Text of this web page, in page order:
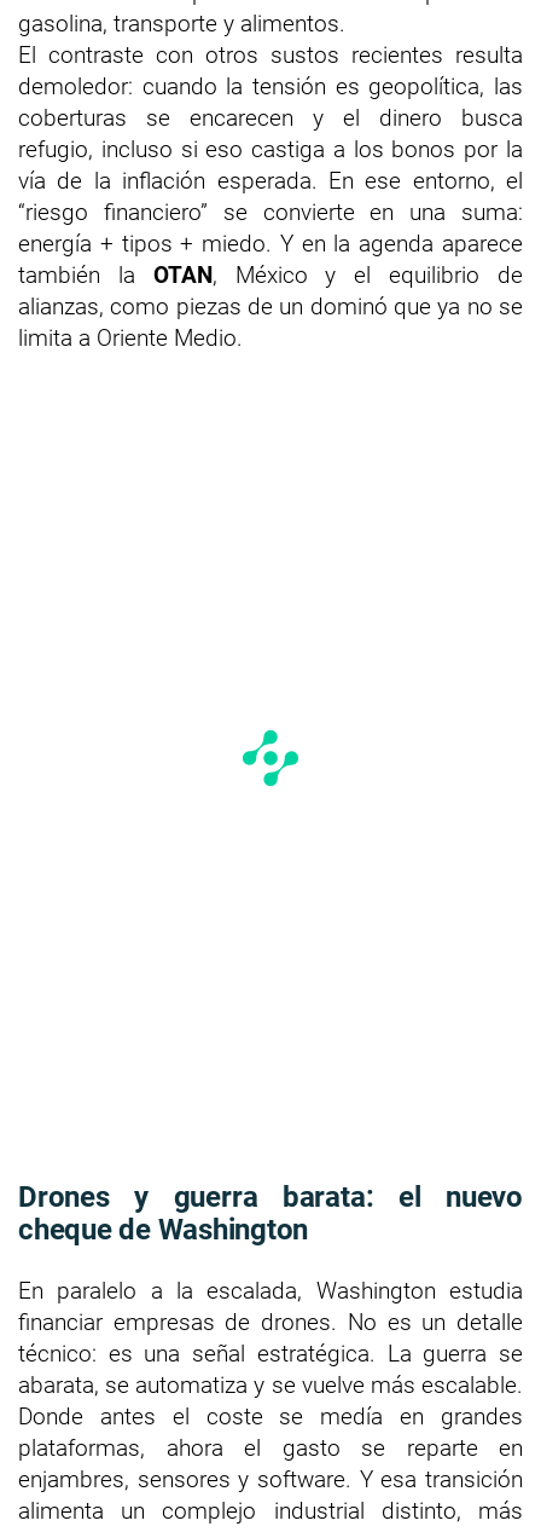
gasolina, transporte y alimentos.
El contraste con otros sustos recientes resulta
demoledor: cuando la tensión es geopolítica, las
coberturas se encarecen y el dinero busca
refugio, incluso si eso castiga a los bonos por la
vía de la inflación esperada. En ese entorno, el
“riesgo financiero” se convierte en una suma:
energía + tipos + miedo. Y en la agenda aparece
también la OTAN, México y el equilibrio de
alianzas, como piezas de un dominó que ya no se
limita a Oriente Medio.
Drones y guerra barata: el nuevo
cheque de Washington
En paralelo a la escalada, Washington estudia
financiar empresas de drones. No es un detalle
técnico: es una señal estratégica. La guerra se
abarata, se automatiza y se vuelve más escalable.
Donde antes el coste se medía en grandes
plataformas, ahora el gasto se reparte en
enjambres, sensores y software. Y esa transición
alimenta un complejo industrial distinto, más